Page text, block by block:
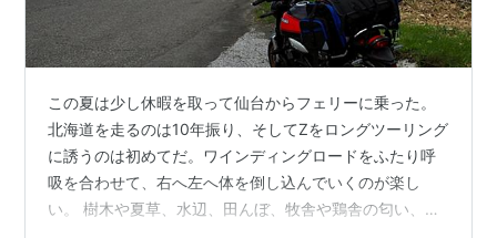
この夏は少し休暇を取って仙台からフェリーに乗った。
北海道を走るのは10年振り、そしてZをロングツーリング
に誘うのは初めてだ。ワインディングロードをふたり呼
吸を合わせて、右へ左へ体を倒し込んでいくのが楽し
い。 樹木や夏草、水辺、田んぼ、牧舎や鶏舎の匂い、潮